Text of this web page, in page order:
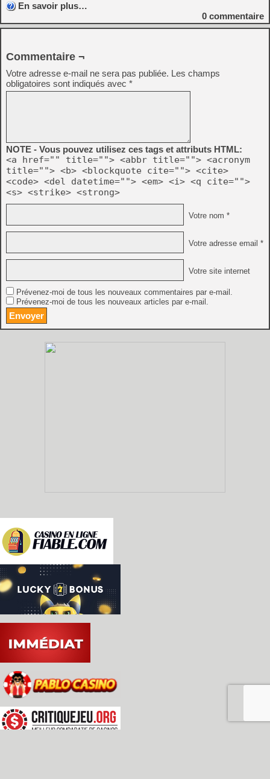
En savoir plus…
0 commentaire
Commentaire ¬
Votre adresse e-mail ne sera pas publiée. Les champs
obligatoires sont indiqués avec *
NOTE - Vous pouvez utilisez ces tags et attributs HTML:
<a href="" title=""> <abbr title=""> <acronym
title=""> <b> <blockquote cite=""> <cite>
<code> <del datetime=""> <em> <i> <q cite="">
<s> <strike> <strong>
Votre nom *
Votre adresse email *
Votre site internet
Prévenez-moi de tous les nouveaux commentaires par e-mail.
Prévenez-moi de tous les nouveaux articles par e-mail.